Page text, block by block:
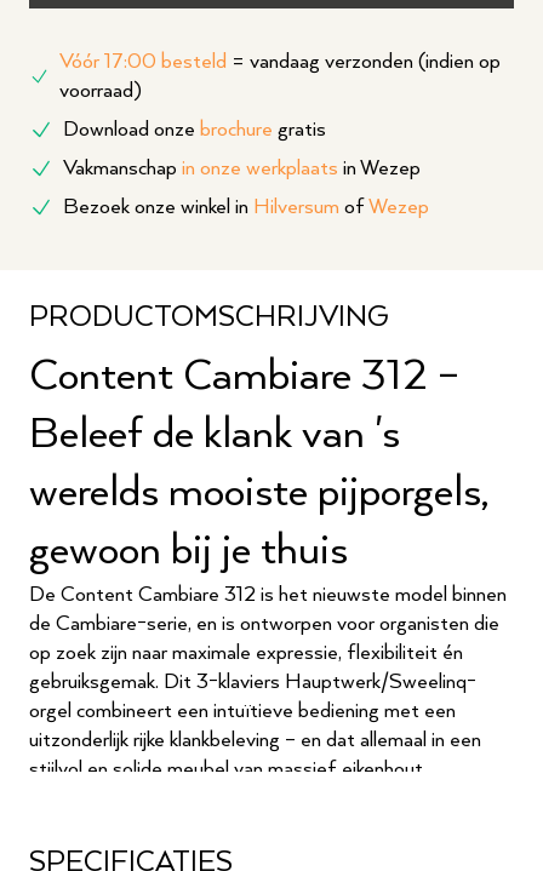
Vóór 17:00 besteld = vandaag verzonden (indien op
voorraad)
Download onze brochure gratis
Vakmanschap in onze werkplaats in Wezep
Bezoek onze winkel in Hilversum of Wezep
PRODUCTOMSCHRIJVING
Content Cambiare 312 –
Beleef de klank van 's
werelds mooiste pijporgels,
gewoon bij je thuis
De Content Cambiare 312 is het nieuwste model binnen
de Cambiare-serie, en is ontworpen voor organisten die
op zoek zijn naar maximale expressie, flexibiliteit én
gebruiksgemak. Dit 3-klaviers Hauptwerk/Sweelinq-
orgel combineert een intuïtieve bediening met een
uitzonderlijk rijke klankbeleving – en dat allemaal in een
stijlvol en solide meubel van massief eikenhout.
SPECIFICATIES